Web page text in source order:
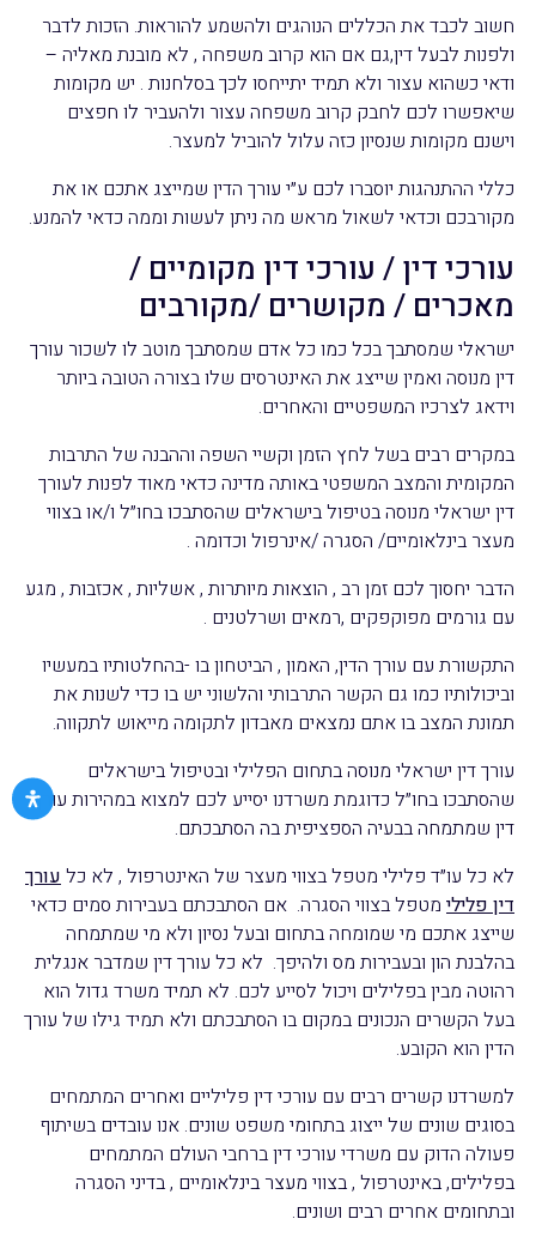
חשוב לכבד את הכללים הנוהגים ולהשמע להוראות. הזכות לדבר
ולפנות לבעל דין,גם אם הוא קרוב משפחה , לא מובנת מאליה –
ודאי כשהוא עצור ולא תמיד יתייחסו לכך בסלחנות . יש מקומות
שיאפשרו לכם לחבק קרוב משפחה עצור ולהעביר לו חפצים
וישנם מקומות שנסיון כזה עלול להוביל למעצר.
כללי ההתנהגות יוסברו לכם ע״י עורך הדין שמייצג אתכם או את
מקורבכם וכדאי לשאול מראש מה ניתן לעשות וממה כדאי להמנע.
עורכי דין / עורכי דין מקומיים /
מאכרים / מקושרים /מקורבים
ישראלי שמסתבך בכל כמו כל אדם שמסתבך מוטב לו לשכור עורך
דין מנוסה ואמין שייצג את האינטרסים שלו בצורה הטובה ביותר
וידאג לצרכיו המשפטיים והאחרים.
במקרים רבים בשל לחץ הזמן וקשיי השפה וההבנה של התרבות
המקומית והמצב המשפטי באותה מדינה כדאי מאוד לפנות לעורך
דין ישראלי מנוסה בטיפול בישראלים שהסתבכו בחו״ל ו/או בצווי
מעצר בינלאומיים/ הסגרה /אינרפול וכדומה .
הדבר יחסוך לכם זמן רב , הוצאות מיותרות , אשליות , אכזבות , מגע
עם גורמים מפוקפקים ,רמאים ושרלטנים .
התקשורת עם עורך הדין, האמון , הביטחון בו -בהחלטותיו במעשיו
וביכולותיו כמו גם הקשר התרבותי והלשוני יש בו כדי לשנות את
תמונת המצב בו אתם נמצאים מאבדון לתקומה מייאוש לתקווה.
עורך דין ישראלי מנוסה בתחום הפלילי ובטיפול בישראלים
שהסתבכו בחו״ל כדוגמת משרדנו יסייע לכם למצוא במהירות עורך
דין שמתמחה בבעיה הספציפית בה הסתבכתם.
לא כל עו״ד פלילי מטפל בצווי מעצר של האינטרפול , לא כל עורך
דין פלילי מטפל בצווי הסגרה. אם הסתבכתם בעבירות סמים כדאי
שייצג אתכם מי שמומחה בתחום ובעל נסיון ולא מי שמתמחה
בהלבנת הון ובעבירות מס ולהיפך. לא כל עורך דין שמדבר אנגלית
רהוטה מבין בפלילים ויכול לסייע לכם. לא תמיד משרד גדול הוא
בעל הקשרים הנכונים במקום בו הסתבכתם ולא תמיד גילו של עורך
הדין הוא הקובע.
למשרדנו קשרים רבים עם עורכי דין פליליים ואחרים המתמחים
בסוגים שונים של ייצוג בתחומי משפט שונים. אנו עובדים בשיתוף
פעולה הדוק עם משרדי עורכי דין ברחבי העולם המתמחים
בפלילים, באינטרפול , בצווי מעצר בינלאומיים , בדיני הסגרה
ובתחומים אחרים רבים ושונים.